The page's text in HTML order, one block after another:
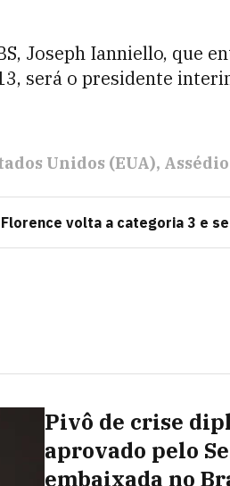
Joseph Ianniello, que
será o presidente
Unidos (EUA)
volta a categoria 3 e
Pivô de crise
aprovado pelo
embaixada no